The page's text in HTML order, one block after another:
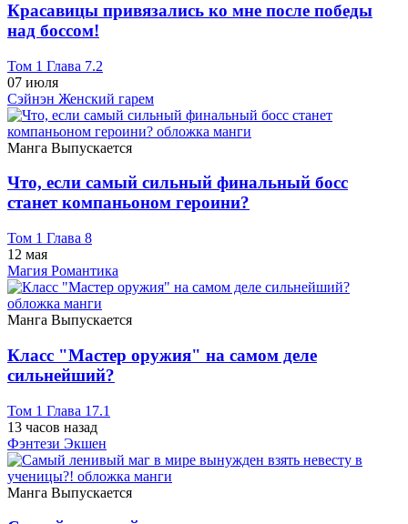
Красавицы привязались ко мне после победы
над боссом!
Том 1 Глава 7.2
07 июля
Сэйнэн Женский гарем
Манга Выпускается
Что, если самый сильный финальный босс
станет компаньоном героини?
Том 1 Глава 8
12 мая
Магия Романтика
Манга Выпускается
Класс "Мастер оружия" на самом деле
сильнейший?
Том 1 Глава 17.1
13 часов назад
Фэнтези Экшен
Манга Выпускается